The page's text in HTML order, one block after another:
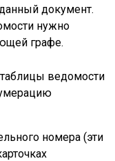
документ.
нужно
графе.
ведомости
номера (эти